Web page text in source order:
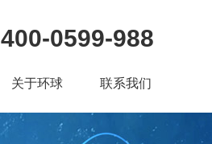
400-0599-988
关于环球 联系我们